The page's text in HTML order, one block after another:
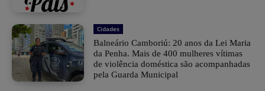
Cidades
Balneário Camboriú: 20 anos da Lei Maria
da Penha. Mais de 400 mulheres vítimas
de violência doméstica são acompanhadas
pela Guarda Municipal